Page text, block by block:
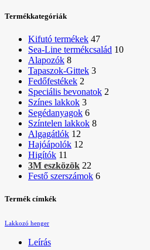
Termékkategóriák
Kifutó termékek 47
Sea-Line termékcsalád 10
Alapozók 8
Tapaszok-Gittek 3
Fedőfestékek 2
Speciális bevonatok 2
Színes lakkok 3
Segédanyagok 6
Színtelen lakkok 8
Algagátlók 12
Hajóápolók 12
Higítók 11
3M eszközök 22
Festő szerszámok 6
Termék címkék
Lakkozó henger
Leírás